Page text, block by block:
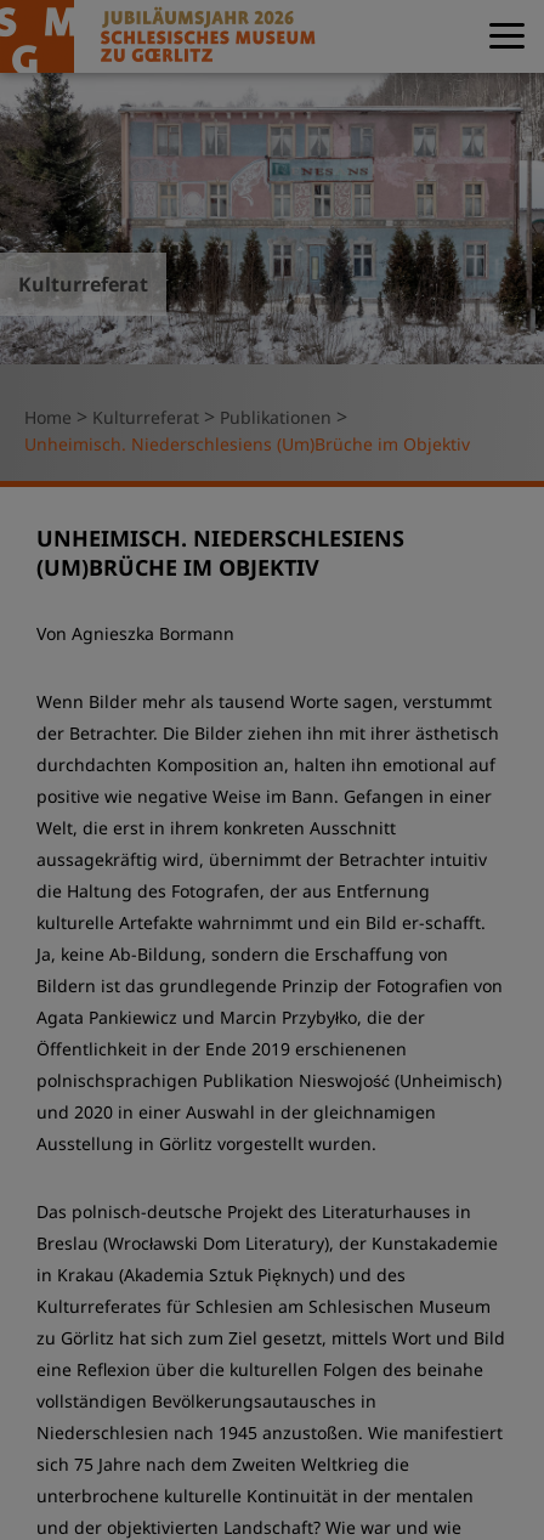
Kulturreferat
Home > Kulturreferat > Publikationen >
Unheimisch. Niederschlesiens (Um)Brüche im Objektiv
UNHEIMISCH. NIEDERSCHLESIENS
(UM)BRÜCHE IM OBJEKTIV
Von Agnieszka Bormann
Wenn Bilder mehr als tausend Worte sagen, verstummt
der Betrachter. Die Bilder ziehen ihn mit ihrer ästhetisch
durchdachten Komposition an, halten ihn emotional auf
positive wie negative Weise im Bann. Gefangen in einer
Welt, die erst in ihrem konkreten Ausschnitt
aussagekräftig wird, übernimmt der Betrachter intuitiv
die Haltung des Fotografen, der aus Entfernung
kulturelle Artefakte wahrnimmt und ein Bild er-schafft.
Ja, keine Ab-Bildung, sondern die Erschaffung von
Bildern ist das grundlegende Prinzip der Fotografien von
Agata Pankiewicz und Marcin Przybyłko, die der
Öffentlichkeit in der Ende 2019 erschienenen
polnischsprachigen Publikation Nieswojość (Unheimisch)
und 2020 in einer Auswahl in der gleichnamigen
Ausstellung in Görlitz vorgestellt wurden.
Das polnisch-deutsche Projekt des Literaturhauses in
Breslau (Wrocławski Dom Literatury), der Kunstakademie
in Krakau (Akademia Sztuk Pięknych) und des
Kulturreferates für Schlesien am Schlesischen Museum
zu Görlitz hat sich zum Ziel gesetzt, mittels Wort und Bild
eine Reflexion über die kulturellen Folgen des beinahe
vollständigen Bevölkerungsautausches in
Niederschlesien nach 1945 anzustoßen. Wie manifestiert
sich 75 Jahre nach dem Zweiten Weltkrieg die
unterbrochene kulturelle Kontinuität in der mentalen
und der objektivierten Landschaft? Wie war und wie